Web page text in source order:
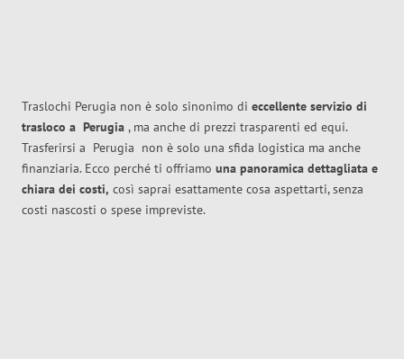
Traslochi Perugia non è solo sinonimo di eccellente servizio di
trasloco a Perugia , ma anche di prezzi trasparenti ed equi.
Trasferirsi a Perugia non è solo una sfida logistica ma anche
finanziaria. Ecco perché ti offriamo una panoramica dettagliata e
chiara dei costi, così saprai esattamente cosa aspettarti, senza
costi nascosti o spese impreviste.